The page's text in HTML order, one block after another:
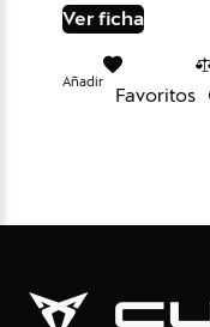
Ver ficha
Añadir
Favoritos